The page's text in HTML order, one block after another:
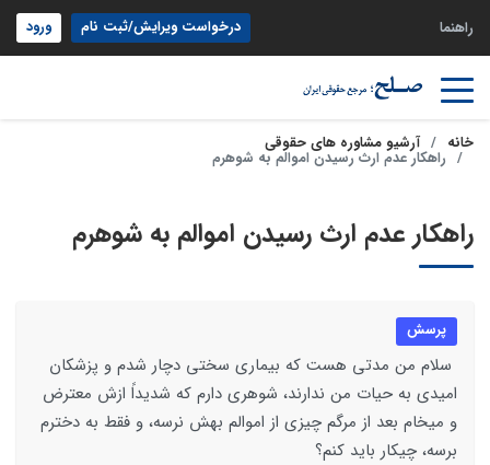
راهنما درخواست ویرایش/ثبت نام ورود
خانه آرشیو مشاوره های حقوقی
راهکار عدم ارث رسیدن اموالم به شوهرم
راهکار عدم ارث رسیدن اموالم به شوهرم
پرسش
سلام من مدتی هست که بیماری سختی دچار شدم و پزشکان
امیدی به حیات من ندارند، شوهری دارم که شدیداً ازش معترض
و میخام بعد از مرگم چیزی از اموالم بهش نرسه، و فقط به دخترم
برسه، چیکار باید کنم؟